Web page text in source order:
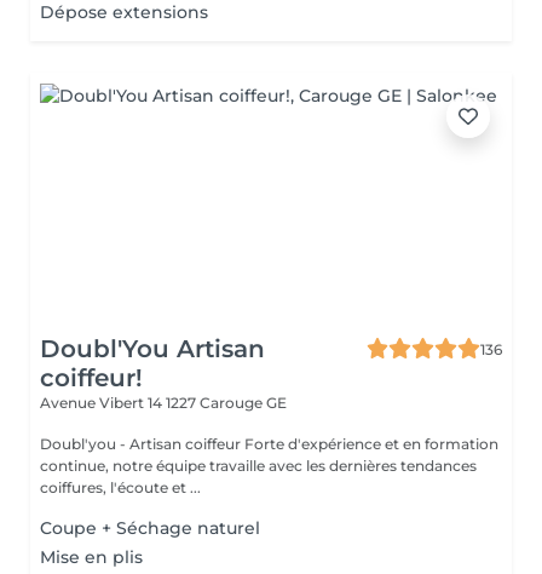
Dépose extensions
Doubl'You Artisan
coiffeur!
136
Avenue Vibert 14 1227 Carouge GE
Doubl'you - Artisan coiffeur Forte d'expérience et en formation
continue, notre équipe travaille avec les dernières tendances
coiffures, l'écoute et ...
Coupe + Séchage naturel
Mise en plis